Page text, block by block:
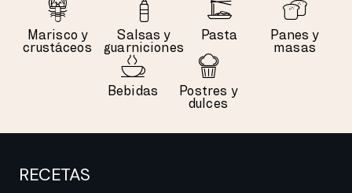
Marisco y
crustáceos
Salsas y
guarniciones
Pasta
Panes y
masas
Bebidas
Postres y
dulces
RECETAS